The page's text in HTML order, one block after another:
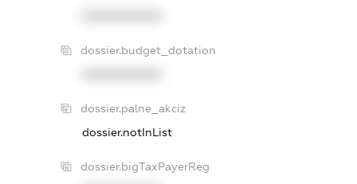
dossier.budget_dotation
dossier.palne_akciz
dossier.notInList
dossier.bigTaxPayerReg